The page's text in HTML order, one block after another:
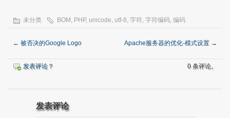
未分类 BOM , PHP, unicode, utf-8, 字符, 字符编码, 编码
← 被否决的Google Logo Apache服务器的优化-模式设置 →
发表评论？ 0 条评论。
发表评论